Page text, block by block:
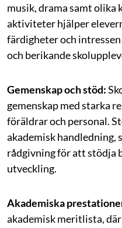
musik, drama samt olika
aktiviteter hjälper
färdigheter och
och berikande
Gemenskap och stöd:
gemenskap med starka
föräldrar och personal.
akademisk handledning,
rådgivning för att stödja
utveckling.
Akademiska
akademisk meritlista,